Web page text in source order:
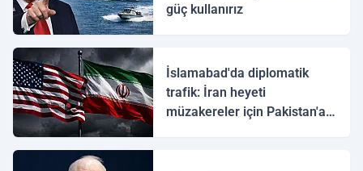
güç kullanırız
İslamabad'da diplomatik
trafik: İran heyeti
müzakereler için Pakistan'a